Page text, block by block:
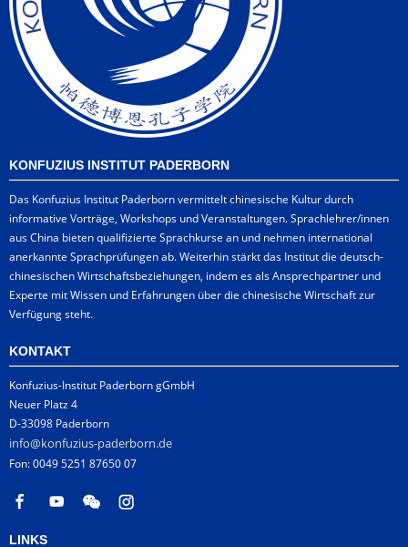
KONFUZIUS INSTITUT PADERBORN
Das Konfuzius Institut Paderborn vermittelt chinesische Kultur durch
informative Vorträge, Workshops und Veranstaltungen. Sprachlehrer/innen
aus China bieten qualifizierte Sprachkurse an und nehmen international
anerkannte Sprachprüfungen ab. Weiterhin stärkt das Institut die deutsch-
chinesischen Wirtschaftsbeziehungen, indem es als Ansprechpartner und
Experte mit Wissen und Erfahrungen über die chinesische Wirtschaft zur
Verfügung steht.
KONTAKT
Konfuzius-Institut Paderborn gGmbH
Neuer Platz 4
D-33098 Paderborn
info@konfuzius-paderborn.de
Fon: 0049 5251 87650 07
LINKS